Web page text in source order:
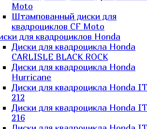
Moto
Штампованный диски для
квадроциклов CF Moto
для квадроциклов Honda
Диски для квадроцикла Honda
CARLISLE BLACK ROCK
Диски для квадроцикла Honda
Hurricane
Диски для квадроцикла Honda
212
Диски для квадроцикла Honda
216